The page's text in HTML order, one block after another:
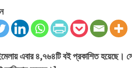
এবার ৪,৭৬৪টি বই প্রকাশিত হয়েছে।